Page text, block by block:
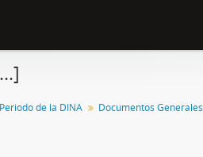
de la DINA Documentos Generales